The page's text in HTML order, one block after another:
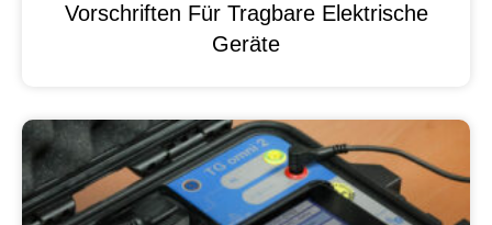
Vorschriften Für Tragbare Elektrische
Geräte